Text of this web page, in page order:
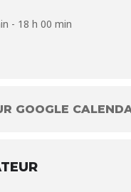
- 18 h 00 min
GOOGLE